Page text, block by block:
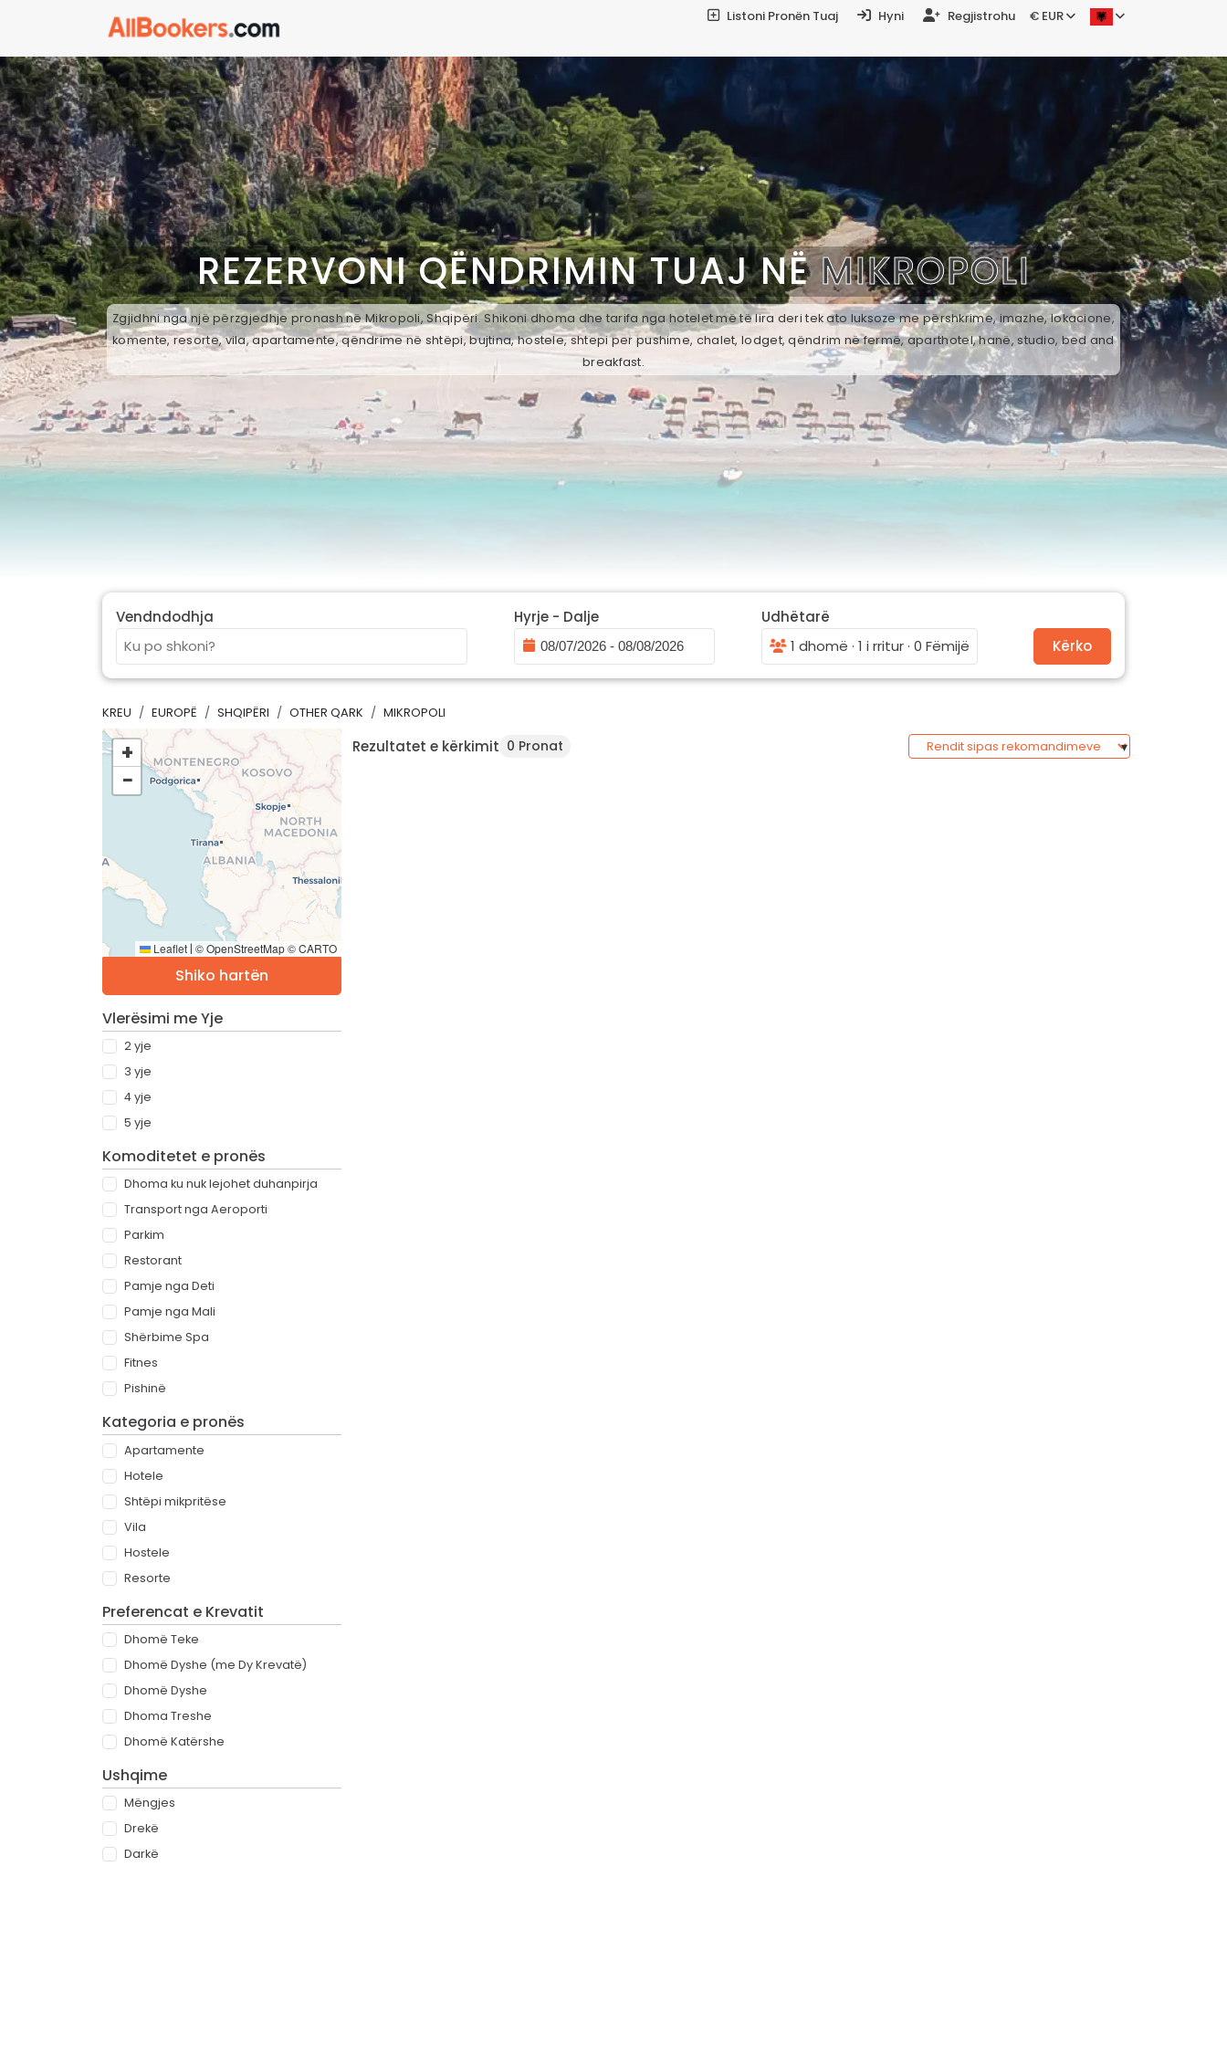
Listoni Pronën Tuaj Hyni Regjistrohu € EUR
REZERVONI QËNDRIMIN TUAJ NËMIKROPOLI
Zgjidhni nga një përzgjedhje pronash në Mikropoli, Shqipëri. Shikoni dhoma dhe tarifa nga hotelet më të lira deri tek ato luksoze me përshkrime, imazhe, lokacione,
komente, resorte, vila, apartamente, qëndrime në shtëpi, bujtina, hostele, shtepi per pushime, chalet, lodget, qëndrim në fermë, aparthotel, hanë, studio, bed and
breakfast.
Vendndodhja Hyrje - Dalje
Udhëtarë
1 dhomë · 1 i rritur · 0 Fëmijë
Kërko
KREU EUROPË SHQIPËRI OTHER QARK MIKROPOLI
+
−
Leaflet | © OpenStreetMap © CARTO
Shiko hartën
Vlerësimi me Yje
2 yje
3 yje
4 yje
5 yje
Komoditetet e pronës
Dhoma ku nuk lejohet duhanpirja
Transport nga Aeroporti
Parkim
Restorant
Pamje nga Deti
Pamje nga Mali
Shërbime Spa
Fitnes
Pishinë
Kategoria e pronës
Apartamente
Hotele
Shtëpi mikpritëse
Vila
Hostele
Resorte
Preferencat e Krevatit
Dhomë Teke
Dhomë Dyshe (me Dy Krevatë)
Dhomë Dyshe
Dhoma Treshe
Dhomë Katërshe
Ushqime
Mëngjes
Drekë
Darkë
Rezultatet e kërkimit 0 Pronat